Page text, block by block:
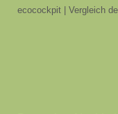
ecocockpit | Vergleich